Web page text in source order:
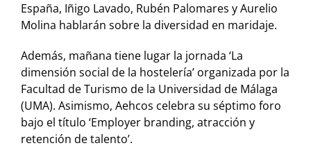
España, Iñigo Lavado, Rubén Palomares y Aurelio
Molina hablarán sobre la diversidad en maridaje.
Además, mañana tiene lugar la jornada ‘La
dimensión social de la hostelería’ organizada por la
Facultad de Turismo de la Universidad de Málaga
(UMA). Asimismo, Aehcos celebra su séptimo foro
bajo el título ‘Employer branding, atracción y
retención de talento’.